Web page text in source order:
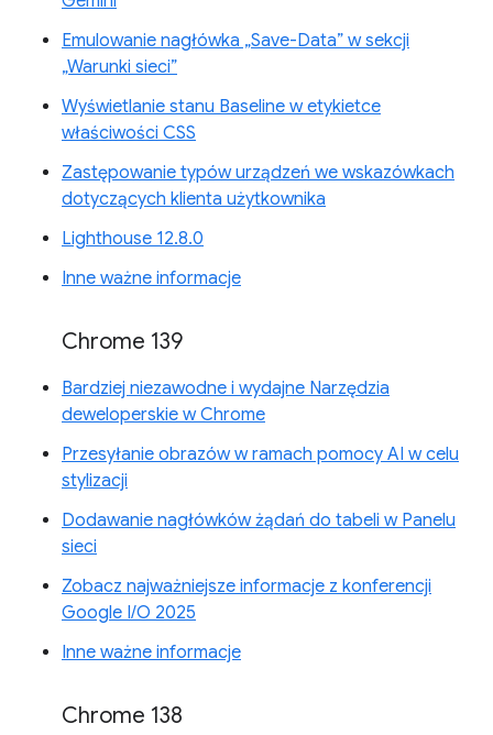
Emulowanie nagłówka „Save-Data” w sekcji
„Warunki sieci”
Wyświetlanie stanu Baseline w etykietce
właściwości CSS
Zastępowanie typów urządzeń we wskazówkach
dotyczących klienta użytkownika
Lighthouse 12.8.0
Inne ważne informacje
Chrome 139
Bardziej niezawodne i wydajne Narzędzia
deweloperskie w Chrome
Przesyłanie obrazów w ramach pomocy AI w celu
stylizacji
Dodawanie nagłówków żądań do tabeli w Panelu
sieci
Zobacz najważniejsze informacje z konferencji
Google I/O 2025
Inne ważne informacje
Chrome 138